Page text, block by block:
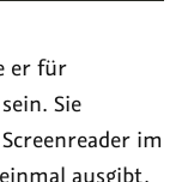
er für
Sie
Screenreader im
ausgibt.